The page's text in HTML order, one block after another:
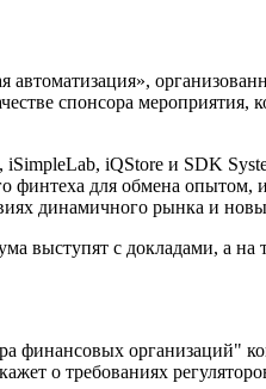
спонсора мероприятия,
iQStore и SDK
для обмена опытом,
динамичного рынка и
выступят с докладами, а
финансовых организаций"
о требованиях